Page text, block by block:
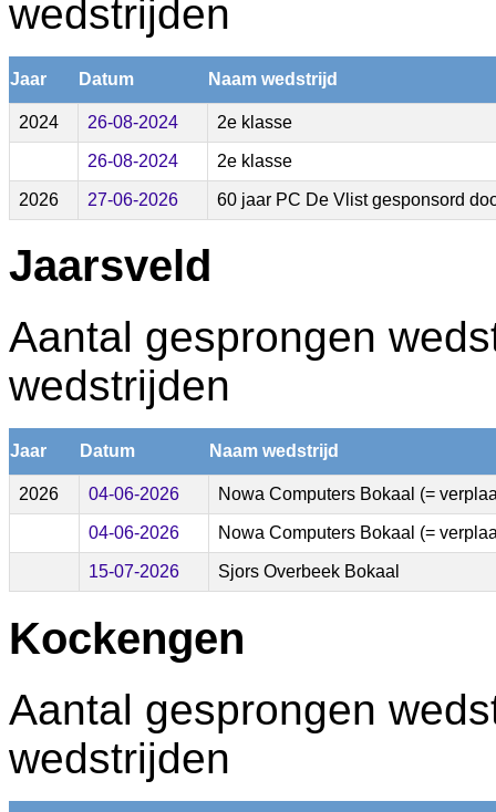
wedstrijden
Jaar Datum Naam wedstrijd
2024 26-08-2024 2e klasse
26-08-2024 2e klasse
2026 27-06-2026 60 jaar PC De Vlist gesponsord
Jaarsveld
Aantal gesprongen
wedstrijden
Jaar Datum Naam wedstrijd
2026 04-06-2026 Nowa Computers Bokaal (=
04-06-2026 Nowa Computers Bokaal (=
15-07-2026 Sjors Overbeek Bokaal
Kockengen
Aantal gesprongen
wedstrijden